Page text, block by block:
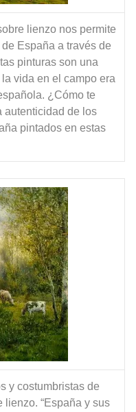
lienzo nos permite
España a través de
pinturas son una
vida en el campo era
¿Cómo te
autenticidad de los
pintados en estas
y costumbristas de
lienzo. “España y sus